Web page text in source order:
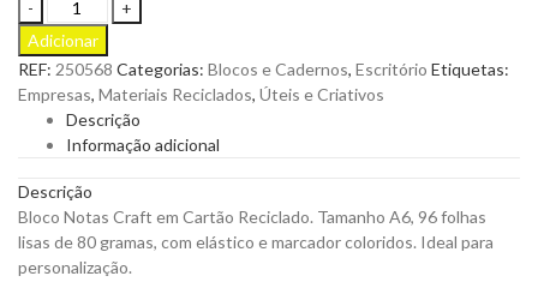
Notas
Craft
A6
para
Personalizar
quantity
Adicionar
REF: 250568 Categorias: Blocos e Cadernos, Escritório Etiquetas:
Empresas, Materiais Reciclados, Úteis e Criativos
Descrição
Informação adicional
Descrição
Bloco Notas Craft em Cartão Reciclado. Tamanho A6, 96 folhas
lisas de 80 gramas, com elástico e marcador coloridos. Ideal para
personalização.